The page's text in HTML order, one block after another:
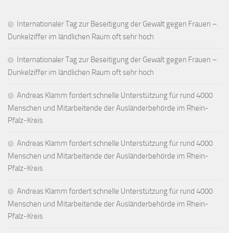
Internationaler Tag zur Beseitigung der Gewalt gegen Frauen –
Dunkelziffer im ländlichen Raum oft sehr hoch
Internationaler Tag zur Beseitigung der Gewalt gegen Frauen –
Dunkelziffer im ländlichen Raum oft sehr hoch
Andreas Klamm fordert schnelle Unterstützung für rund 4000
Menschen und Mitarbeitende der Ausländerbehörde im Rhein-
Pfalz-Kreis
Andreas Klamm fordert schnelle Unterstützung für rund 4000
Menschen und Mitarbeitende der Ausländerbehörde im Rhein-
Pfalz-Kreis
Andreas Klamm fordert schnelle Unterstützung für rund 4000
Menschen und Mitarbeitende der Ausländerbehörde im Rhein-
Pfalz-Kreis